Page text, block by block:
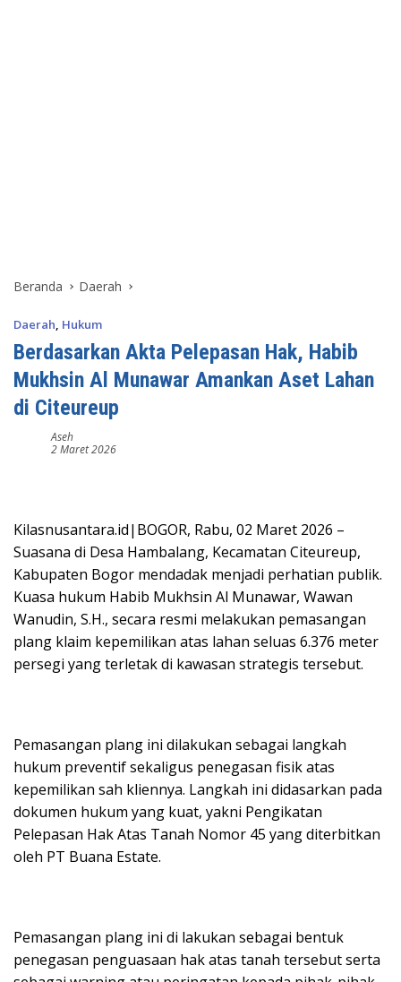
Beranda Daerah
Daerah, Hukum
Berdasarkan Akta Pelepasan Hak, Habib
Mukhsin Al Munawar Amankan Aset Lahan
di Citeureup
Aseh
2 Maret 2026
Kilasnusantara.id|BOGOR, Rabu, 02 Maret 2026 –
Suasana di Desa Hambalang, Kecamatan Citeureup,
Kabupaten Bogor mendadak menjadi perhatian publik.
Kuasa hukum Habib Mukhsin Al Munawar, Wawan
Wanudin, S.H., secara resmi melakukan pemasangan
plang klaim kepemilikan atas lahan seluas 6.376 meter
persegi yang terletak di kawasan strategis tersebut.
Pemasangan plang ini dilakukan sebagai langkah
hukum preventif sekaligus penegasan fisik atas
kepemilikan sah kliennya. Langkah ini didasarkan pada
dokumen hukum yang kuat, yakni Pengikatan
Pelepasan Hak Atas Tanah Nomor 45 yang diterbitkan
oleh PT Buana Estate.
Pemasangan plang ini di lakukan sebagai bentuk
penegasan penguasaan hak atas tanah tersebut serta